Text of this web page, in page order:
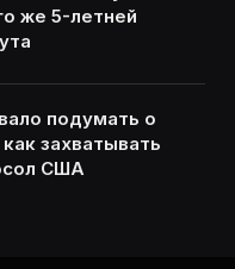
же 5-летней
подумать о
захватывать
США